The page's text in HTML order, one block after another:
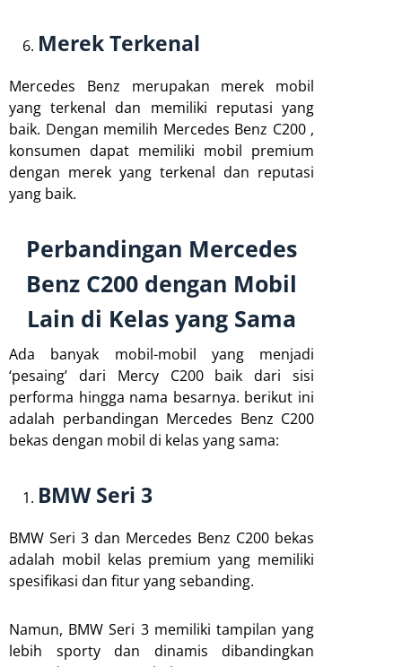
Merek Terkenal
Mercedes Benz merupakan merek mobil
yang terkenal dan memiliki reputasi yang
baik. Dengan memilih Mercedes Benz C200 ,
konsumen dapat memiliki mobil premium
dengan merek yang terkenal dan reputasi
yang baik.
Perbandingan Mercedes
Benz C200 dengan Mobil
Lain di Kelas yang Sama
Ada banyak mobil-mobil yang menjadi
‘pesaing’ dari Mercy C200 baik dari sisi
performa hingga nama besarnya. berikut ini
adalah perbandingan Mercedes Benz C200
bekas dengan mobil di kelas yang sama:
BMW Seri 3
BMW Seri 3 dan Mercedes Benz C200 bekas
adalah mobil kelas premium yang memiliki
spesifikasi dan fitur yang sebanding.
Namun, BMW Seri 3 memiliki tampilan yang
lebih sporty dan dinamis dibandingkan